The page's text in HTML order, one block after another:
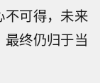
不可得，未来
最终仍归于当